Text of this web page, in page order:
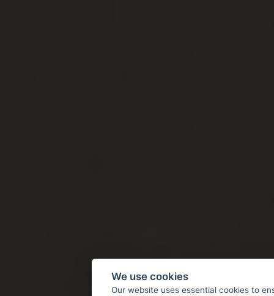
We use cookies
Our website uses essential cookies to